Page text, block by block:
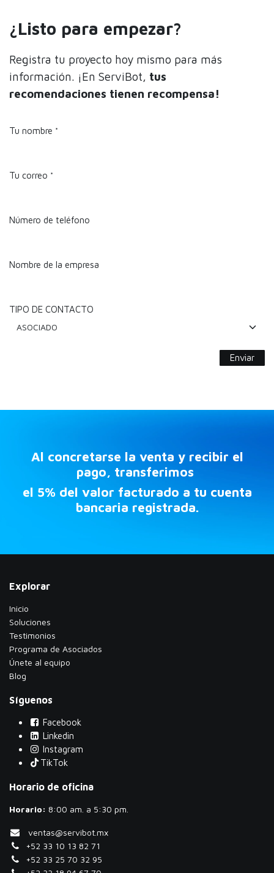
¿Listo para empezar?
Registra tu proyecto hoy mismo para más
información. ¡En ServiBot, tus
recomendaciones tienen recompensa!
Tu nombre *
Tu correo *
Número de teléfono
Nombre de la empresa
TIPO DE CONTACTO
Enviar
Al concretarse la venta y recibir el
pago, transferimos
el 5% del valor facturado a tu cuenta
bancaria registrada.
Explorar
Inicio
Soluciones
Testimonios
​Programa de Asociados
Únete al equipo
Blog
Síguenos
Facebook
Linkedin
Instagram
TikTok
Horario de oficina
Horario: ​8:00 am. a 5:30 pm.
ventas@servibot.mx
+52 33 10 13 82 71
+52 33 25 70 32 95